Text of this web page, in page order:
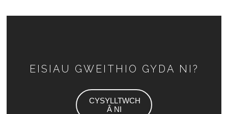
EISIAU GWEITHIO GYDA NI?
CYSYLLTWCH
Â NI